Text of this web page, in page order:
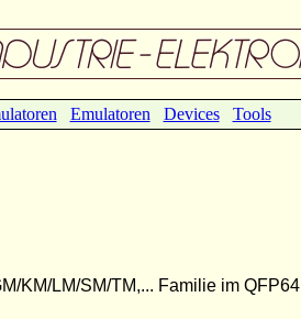
Emulatoren Devices Tools
KM/LM/SM/TM,... Familie im QFP64